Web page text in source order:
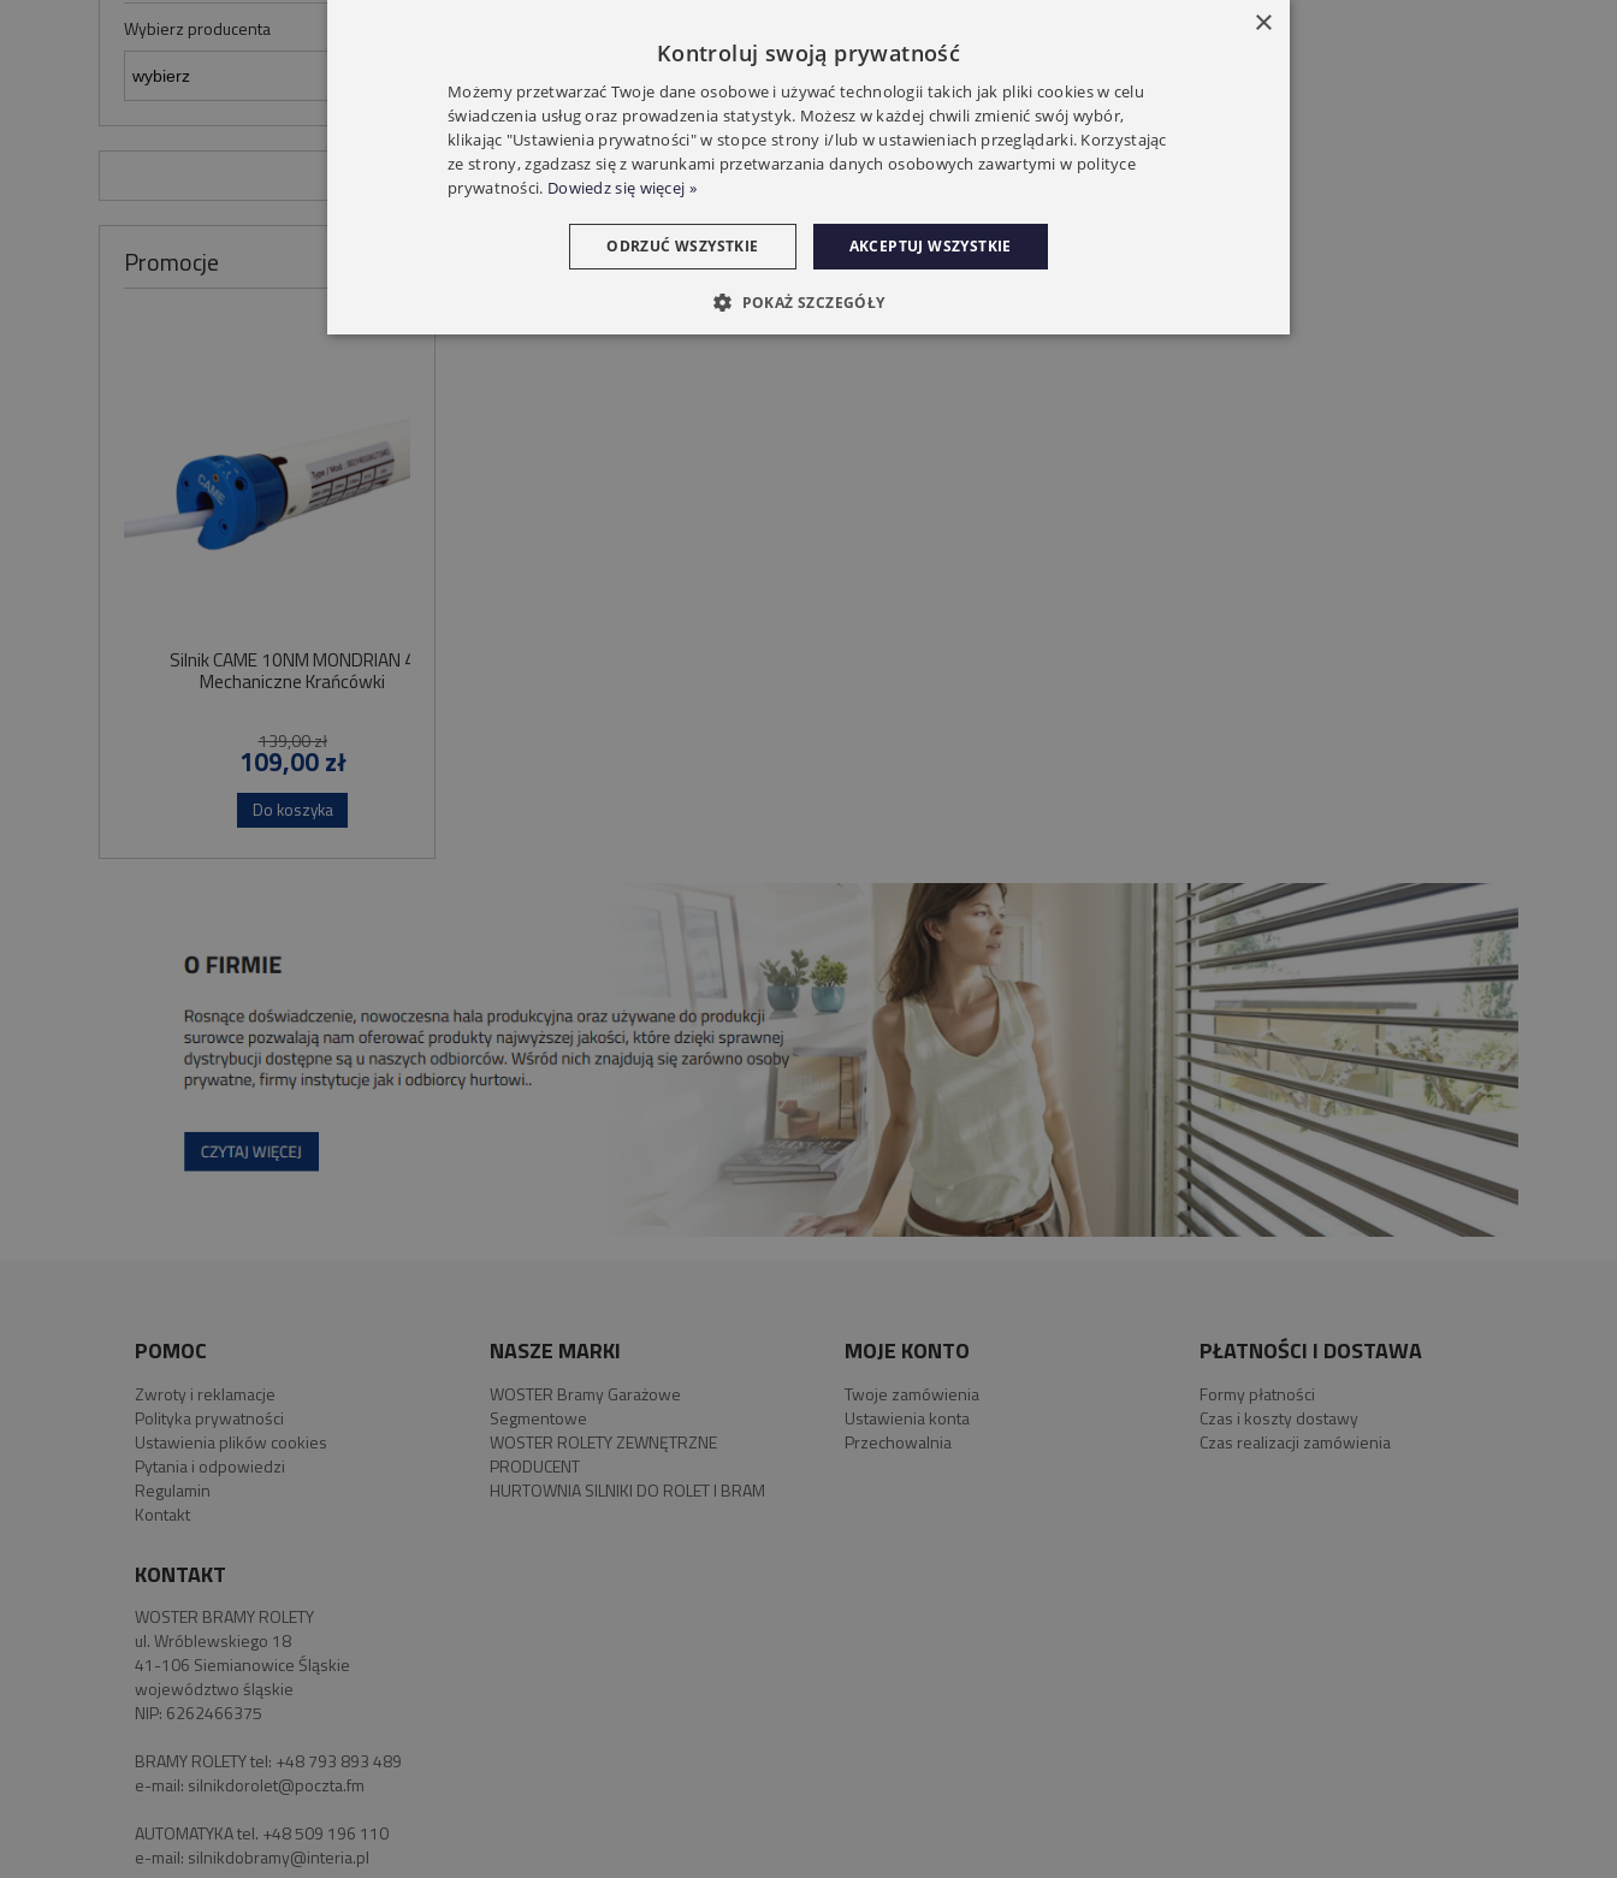
Wybierz producenta
Promocje
Silnik CAME 10NM MONDRIAN 4
Mechaniczne Krańcówki
139,00 zł
109,00 zł
Do koszyka
POMOC
Zwroty i reklamacje
Polityka prywatności
Ustawienia plików cookies
Pytania i odpowiedzi
Regulamin
Kontakt
NASZE MARKI
WOSTER Bramy Garażowe
Segmentowe
WOSTER ROLETY ZEWNĘTRZNE
PRODUCENT
HURTOWNIA SILNIKI DO ROLET I BRAM
MOJE KONTO
Twoje zamówienia
Ustawienia konta
Przechowalnia
PŁATNOŚCI I DOSTAWA
Formy płatności
Czas i koszty dostawy
Czas realizacji zamówienia
KONTAKT
WOSTER BRAMY ROLETY
ul. Wróblewskiego 18
41-106 Siemianowice Śląskie
województwo śląskie
NIP: 6262466375
BRAMY ROLETY tel: +48 793 893 489
e-mail: silnikdorolet@poczta.fm
AUTOMATYKA tel. +48 509 196 110
e-mail: silnikdobramy@interia.pl
×
Kontroluj swoją prywatność
Możemy przetwarzać Twoje dane osobowe i używać technologii takich jak pliki cookies w celu
świadczenia usług oraz prowadzenia statystyk. Możesz w każdej chwili zmienić swój wybór,
klikając "Ustawienia prywatności" w stopce strony i/lub w ustawieniach przeglądarki. Korzystając
ze strony, zgadzasz się z warunkami przetwarzania danych osobowych zawartymi w polityce
prywatności. Dowiedz się więcej »
AKCEPTUJ WSZYSTKIE
ODRZUĆ WSZYSTKIE
POKAŻ SZCZEGÓŁY